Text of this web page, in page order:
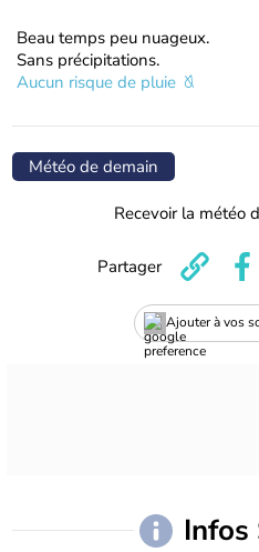
Beau temps peu nuageux.
Sans précipitations.
Aucun risque de pluie
Météo de demain
Recevoir la météo
Ajouter à vos
Partager